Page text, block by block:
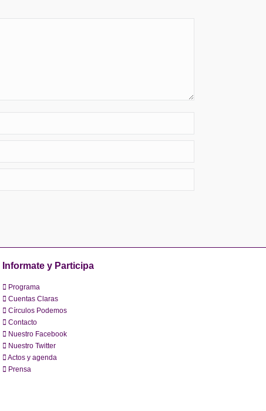
Informate y Participa
Programa
Cuentas Claras
Círculos Podemos
Contacto
Nuestro Facebook
Nuestro Twitter
Actos y agenda
Prensa